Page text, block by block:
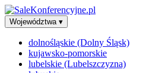
Województwa ▾
dolnośląskie (Dolny Śląsk)
kujawsko-pomorskie
lubelskie (Lubelszczyzna)